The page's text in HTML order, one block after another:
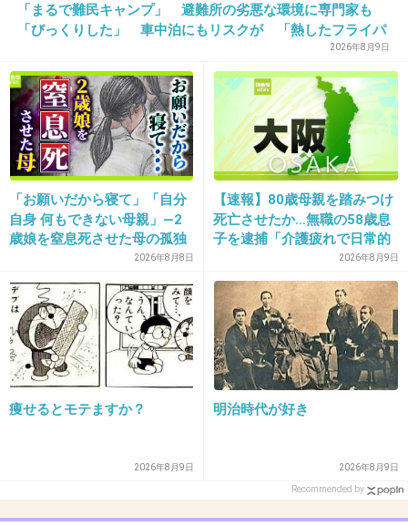
29. 匿名 2026/07/08(水) 12:02:47
おじさんが執拗になにかしてくれるときどうしてる？
+2 -1
30. 匿名2026/07/08(水) 12:03:05
>>2
｢せっかくこう言ってくれてるんだからお願い
したらいいのに｣
たまにある
+18 -0
31. 匿名2026/07/08(水) 12:04:43
昔、当時の彼氏が100悪くて喧嘩したのに向こうが反省しな
かった時にこれ送ったらなんかすごい反省してくれたよ
+7 -1
「まるで難民キャンプ」 避難所の劣悪な環境に専門家も
「びっくりした」 車中泊にもリスクが 「熱したフライパ
2026年8月9日
「お願いだから寝て」「自分
自身 何もできない母親」―2
歳娘を窒息死させた母の孤独
「娘は『ママどうして』と」
限界の年子ワンオペ育児 法
廷での懺悔と声なきSOS
2026年8月8日
【速報】80歳母親を踏みつけ
死亡させたか…無職の58歳息
子を逮捕「介護疲れで日常的
に暴行」肋骨８本折れ体には
多数の痕 大阪・岬町
2026年8月9日
痩せるとモテますか？
2026年8月9日
明治時代が好き
2026年8月9日
Recommended by